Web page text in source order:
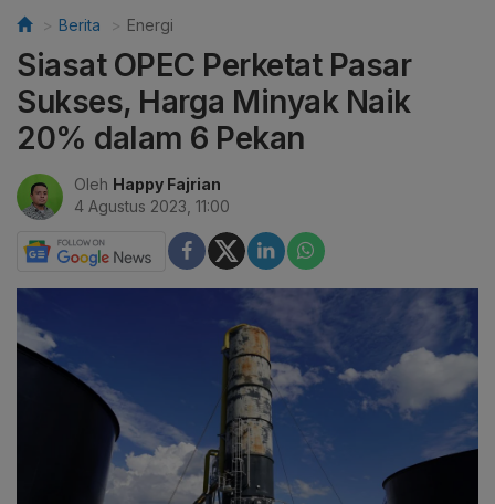
Berita Energi
Siasat OPEC Perketat Pasar
Sukses, Harga Minyak Naik
20% dalam 6 Pekan
Oleh Happy Fajrian
4 Agustus 2023, 11:00